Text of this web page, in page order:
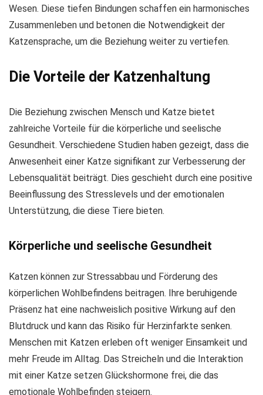
Wesen. Diese tiefen Bindungen schaffen ein harmonisches
Zusammenleben und betonen die Notwendigkeit der
Katzensprache, um die Beziehung weiter zu vertiefen.
Die Vorteile der Katzenhaltung
Die Beziehung zwischen Mensch und Katze bietet
zahlreiche Vorteile für die körperliche und seelische
Gesundheit. Verschiedene Studien haben gezeigt, dass die
Anwesenheit einer Katze signifikant zur Verbesserung der
Lebensqualität beiträgt. Dies geschieht durch eine positive
Beeinflussung des Stresslevels und der emotionalen
Unterstützung, die diese Tiere bieten.
Körperliche und seelische Gesundheit
Katzen können zur Stressabbau und Förderung des
körperlichen Wohlbefindens beitragen. Ihre beruhigende
Präsenz hat eine nachweislich positive Wirkung auf den
Blutdruck und kann das Risiko für Herzinfarkte senken.
Menschen mit Katzen erleben oft weniger Einsamkeit und
mehr Freude im Alltag. Das Streicheln und die Interaktion
mit einer Katze setzen Glückshormone frei, die das
emotionale Wohlbefinden steigern.